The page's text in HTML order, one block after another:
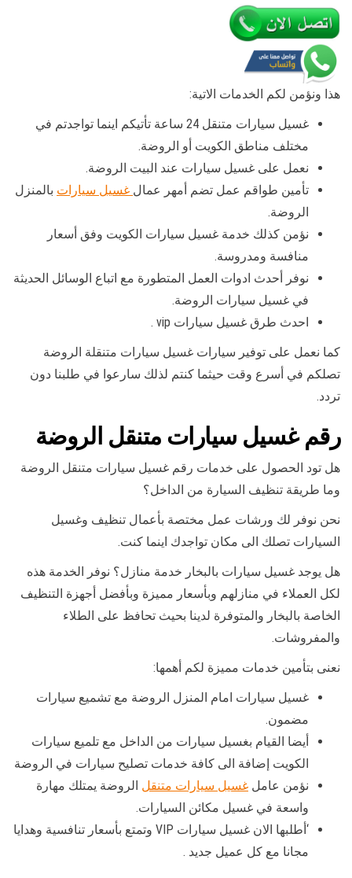
هذا ونؤمن لكم الخدمات الاتية:
غسيل سيارات متنقل 24 ساعة تأتيكم اينما تواجدتم في
مختلف مناطق الكويت أو الروضة.
نعمل على غسيل سيارات عند البيت الروضة.
تأمين طواقم عمل تضم أمهر عمال غسيل سيارات بالمنزل
الروضة.
نؤمن كذلك خدمة غسيل سيارات الكويت وفق أسعار
منافسة ومدروسة.
نوفر أحدث ادوات العمل المتطورة مع اتباع الوسائل الحديثة
في غسيل سيارات الروضة.
احدث طرق غسيل سيارات vip .
كما نعمل على توفير سيارات غسيل سيارات متنقلة الروضة
تصلكم في أسرع وقت حيثما كنتم لذلك سارعوا في طلبنا دون
تردد.
رقم غسيل سيارات متنقل الروضة
هل تود الحصول على خدمات رقم غسيل سيارات متنقل الروضة
وما طريقة تنظيف السيارة من الداخل؟
نحن نوفر لك ورشات عمل مختصة بأعمال تنظيف وغسيل
السيارات تصلك الى مكان تواجدك اينما كنت.
هل يوجد غسيل سيارات بالبخار خدمة منازل؟ نوفر الخدمة هذه
لكل العملاء في منازلهم وبأسعار مميزة وبأفضل أجهزة التنظيف
الخاصة بالبخار والمتوفرة لدينا بحيث تحافظ على الطلاء
والمفروشات.
نعنى بتأمين خدمات مميزة لكم أهمها:
غسيل سيارات امام المنزل الروضة مع تشميع سيارات
مضمون.
أيضا القيام بغسيل سيارات من الداخل مع تلميع سيارات
الكويت إضافة الى كافة خدمات تصليح سيارات في الروضة
نؤمن عامل غسيل سيارات متنقل الروضة يمتلك مهارة
واسعة في غسيل مكائن السيارات.
‘أطلبها الان غسيل سيارات VIP وتمتع بأسعار تنافسية وهدايا
مجانا مع كل عميل جديد .